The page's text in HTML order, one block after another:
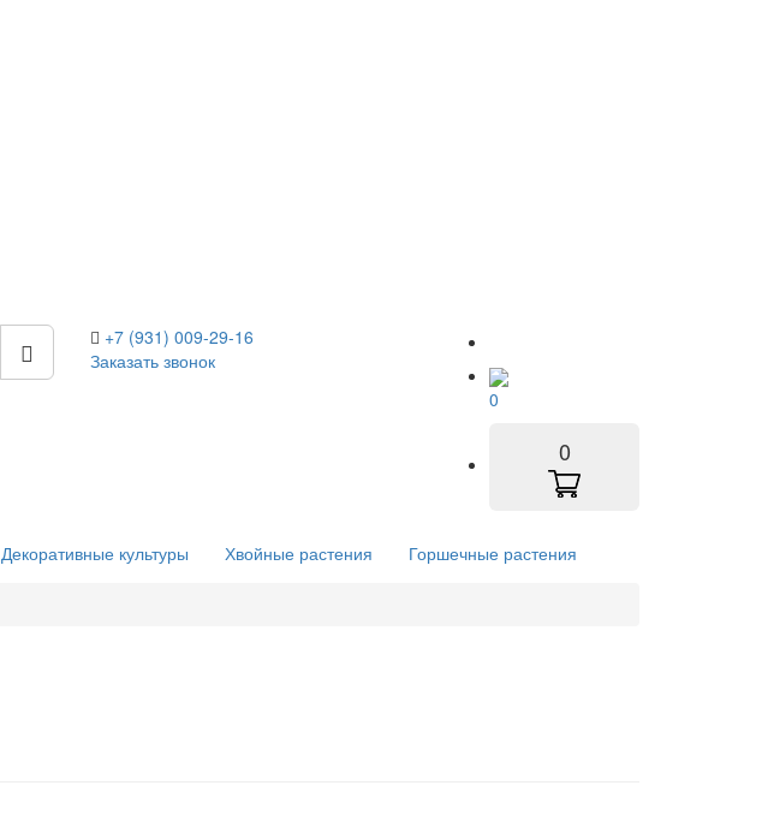
+7 (931) 009-29-16
Заказать звонок
0
0
Декоративные культуры Хвойные растения Горшечные растения